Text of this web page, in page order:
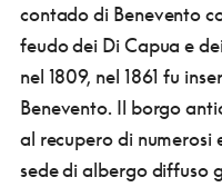
contado di Benevento
feudo dei Di Capua e
nel 1809, nel 1861 fu
Benevento. Il borgo
al recupero di
sede di albergo diffuso